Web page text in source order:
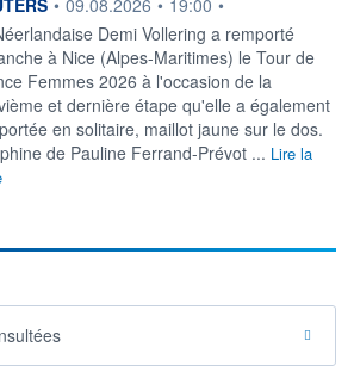
• 09.08.2026 • 19:00 •
Demi Vollering ​a remporté
à Nice (Alpes-Maritimes) le Tour de
Femmes ​2026 à l'occasion de la
et dernière ⁠étape qu'elle a également
‌en solitaire, maillot jaune sur le dos.
de ​Pauline ‌Ferrand-Prévot ... Lire la